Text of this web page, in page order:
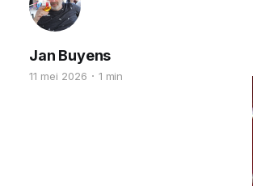
Jan Buyens
11 mei 2026 1 min